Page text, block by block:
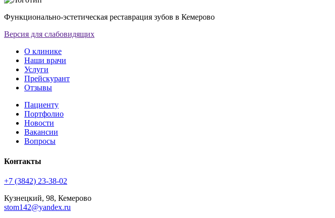
Функционально-эстетическая реставрация зубов в Кемерово
Версия для слабовидящих
О клинике
Наши врачи
Услуги
Прейскурант
Отзывы
Пациенту
Портфолио
Новости
Вакансии
Вопросы
Контакты
+7 (3842) 23-38-02
Кузнецкий, 98, Кемерово
stom142@yandex.ru